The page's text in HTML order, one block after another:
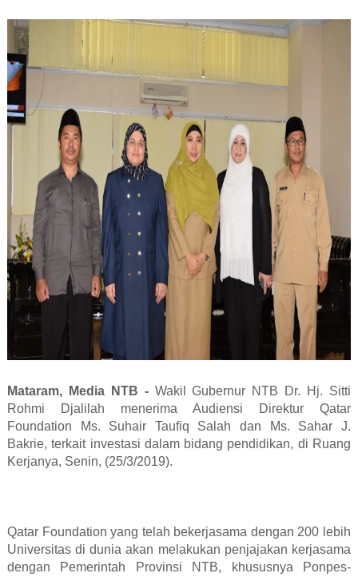
Mataram, Media NTB -Wakil Gubernur NTB Dr. Hj. Sitti
Rohmi Djalilah menerima Audiensi Direktur Qatar
Foundation Ms. Suhair Taufiq Salah dan Ms. Sahar J.
Bakrie, terkait investasi dalam bidang pendidikan, di Ruang
Kerjanya, Senin, (25/3/2019).
Qatar Foundation yang telah bekerjasama dengan 200 lebih
Universitas di dunia akan melakukan penjajakan kerjasama
dengan Pemerintah Provinsi NTB, khususnya Ponpes-